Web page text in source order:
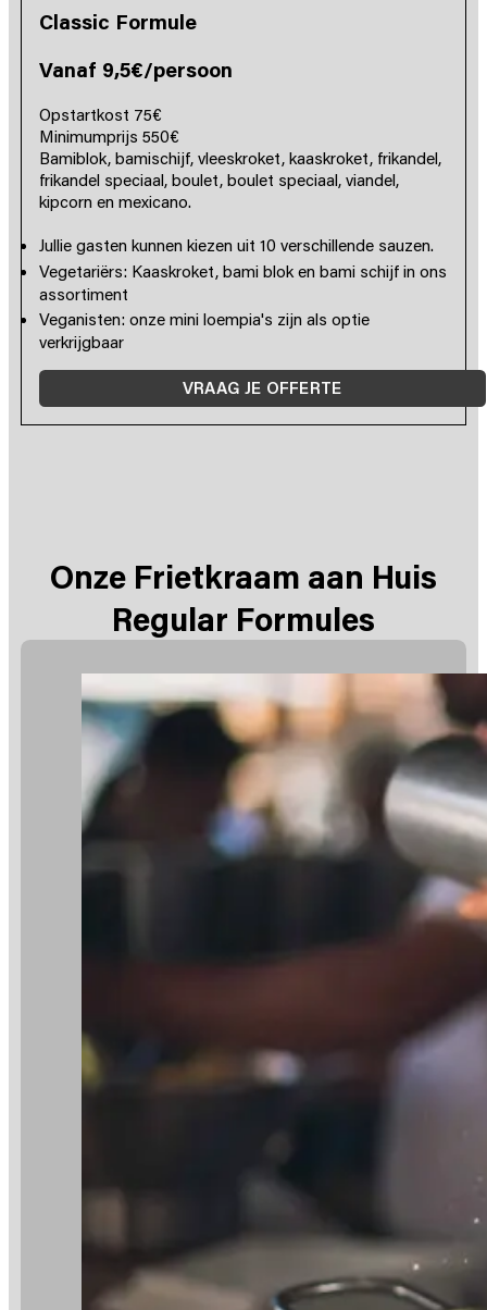
Classic Formule
Vanaf 9,5€/persoon
Opstartkost 75€
Minimumprijs 550€
Bamiblok, bamischijf, vleeskroket, kaaskroket, frikandel,
frikandel speciaal, boulet, boulet speciaal, viandel,
kipcorn en mexicano.
Jullie gasten kunnen kiezen uit 10 verschillende sauzen.
Vegetariërs: Kaaskroket, bami blok en bami schijf in ons
assortiment
Veganisten: onze mini loempia's zijn als optie
verkrijgbaar
VRAAG JE OFFERTE
Onze Frietkraam aan Huis
Regular Formules